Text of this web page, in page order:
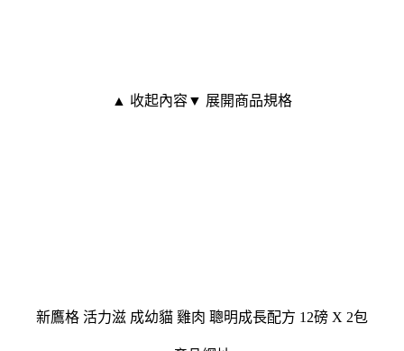
▲ 收起內容▼ 展開商品規格
新鷹格 活力滋 成幼貓 雞肉 聰明成長配方 12磅 X 2包